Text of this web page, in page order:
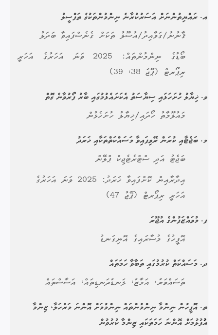
އ. ރައްޔިތުންނަށް އަސަރުކުރާނެ ނިންމުންތަކުގެ ތަފްސީލު
ޤާނުނު/ގަވާއިދު/އުސޫލު ތަކަށް ގެނެސްފައިވާ ބަދަލު
ބޯޑުގެ ނިންމުންތައް: 2025 ވަނަ އަހަރުގެ އަހަރީ
ރިޕޯރޓް (ޕޭޖު 38، 39)
ވ. ޚިޔާލު ހުށަހަޅައި ސިޔާސަތު އެކަށައެޅުމުގައި ބާރު ފޯރުވާނެ ގޮތް
މައުލޫމާތު ހޯދައި/ޚިޔާލު ހުށަހެޅުން
މ. ބަޖެޓާއި ކުރަން ރޭވިފައިވާ މަސައްކަތްތަކާއި ޚަރަދު
ބަޖެޓު އަދި ސްޓްރެޓެޖިކް ޕްލޭން
އިދާރާއިން ކޮށްފައިވާ ޚަރަދު: 2025 ވަނަ އަހަރުގެ
އަހަރީ ރިޕޯރޓް (ޕޭޖު 47)
ފ. މުވައްޒަފުންގެ އުޖޫރަ
އޮފީހުގެ މުސާރައިގެ އޮނިގަނޑު
ދ. މަސައްކަތް ކުރުމުގައި ތަބާވާ ހަމަތައް
ތަސައްވަރު، އަމާޒު، ލަނޑުދަނޑިތައް، އަސާސްތައް
ތ. އޮފީހުން ނިންމާ ނިންމުންތައް ނިންމުމަށް އޮންނަ މަރުހަލާ، ޒިންމާ
އުުފުލުމަށް އޮންނަ ހަމަތަކައި ޒިންމާ ކުރުވުން